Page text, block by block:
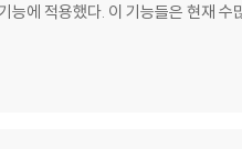
에 적용했다. 이 기능들은 현재 수